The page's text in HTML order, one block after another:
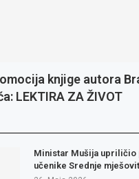
knjige autora
LEKTIRA ZA ŽIVOT
Ministar Mušija upriličio
učenike Srednje